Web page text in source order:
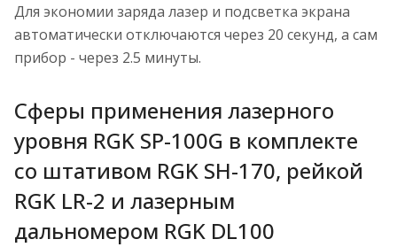
Для экономии заряда лазер и подсветка экрана
автоматически отключаются через 20 секунд, а сам
прибор - через 2.5 минуты.
Сферы применения лазерного
уровня RGK SP-100G в комплекте
со штативом RGK SH-170, рейкой
RGK LR-2 и лазерным
дальномером RGK DL100